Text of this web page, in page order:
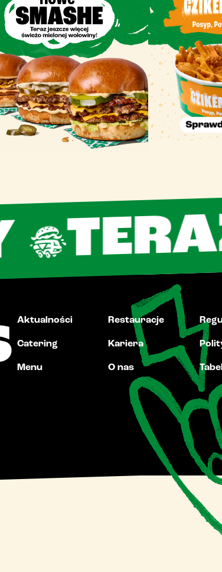
Aktualności Restauracje
Catering Kariera
Menu O nas